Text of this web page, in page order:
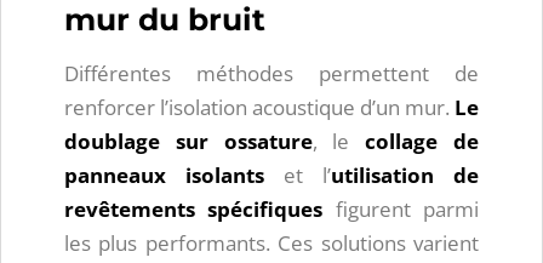
mur du bruit
Différentes méthodes permettent de
renforcer l’isolation acoustique d’un mur. Le
doublage sur ossature, lecollage de
panneaux isolants et l’utilisation de
revêtements spécifiques figurent parmi
les plus performants. Ces solutions varient